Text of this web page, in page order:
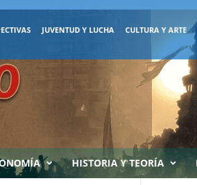
JUVENTUD Y LUCHA CULTURA Y ARTE
HISTORIA Y TEORÍA